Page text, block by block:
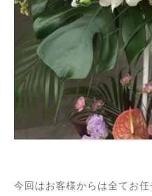
今回はお客様からは全てお